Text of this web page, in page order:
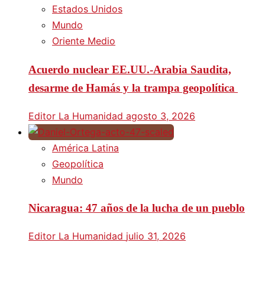
Estados Unidos
Mundo
Oriente Medio
Acuerdo nuclear EE.UU.-Arabia Saudita,
desarme de Hamás y la trampa geopolítica
Editor La Humanidad agosto 3, 2026
América Latina
Geopolítica
Mundo
Nicaragua: 47 años de la lucha de un pueblo
Editor La Humanidad julio 31, 2026